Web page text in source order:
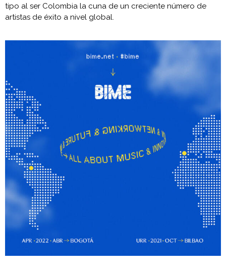
tipo al ser Colombia la cuna de un creciente número de
artistas de éxito a nivel global.